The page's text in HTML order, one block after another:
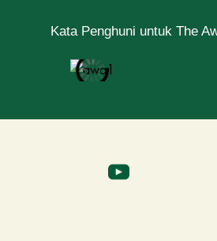
Kata Penghuni untuk The